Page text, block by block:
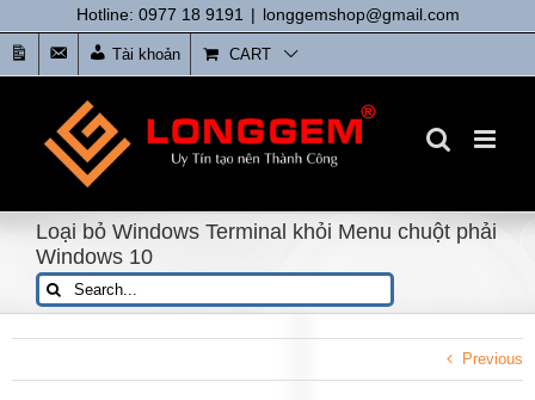
to
content
Hotline: 0977 18 9191 | longgemshop@gmail.com
tức
Liên
Hệ
Tài khoản CART
Loại bỏ Windows Terminal khỏi Menu chuột phải
Windows 10
Search
for:
Previous